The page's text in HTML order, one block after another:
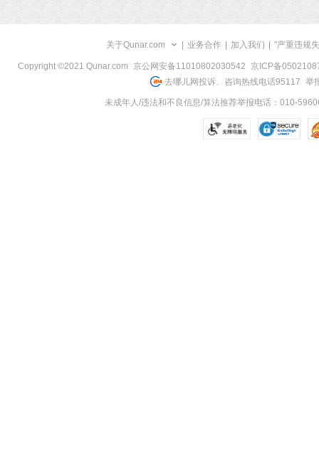
关于Qunar.com 业务合作 加入我们 "严重违规
Copyright ©2021 Qunar.com 京公网安备11010802030542
京ICP备
去哪儿网投诉、咨询热线电话95117 举
未成年人/违法和不良信息/算法推荐举报电话：010-